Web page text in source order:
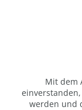
Mit dem
werden und